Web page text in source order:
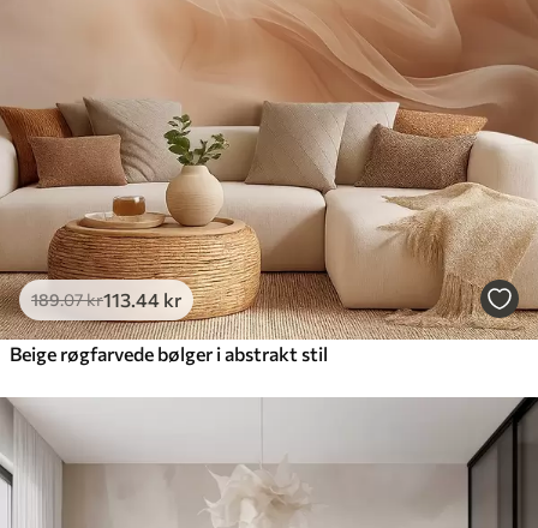
189.07kr113 .44 kr
Beige røgfarvede bølger i abstrakt stil